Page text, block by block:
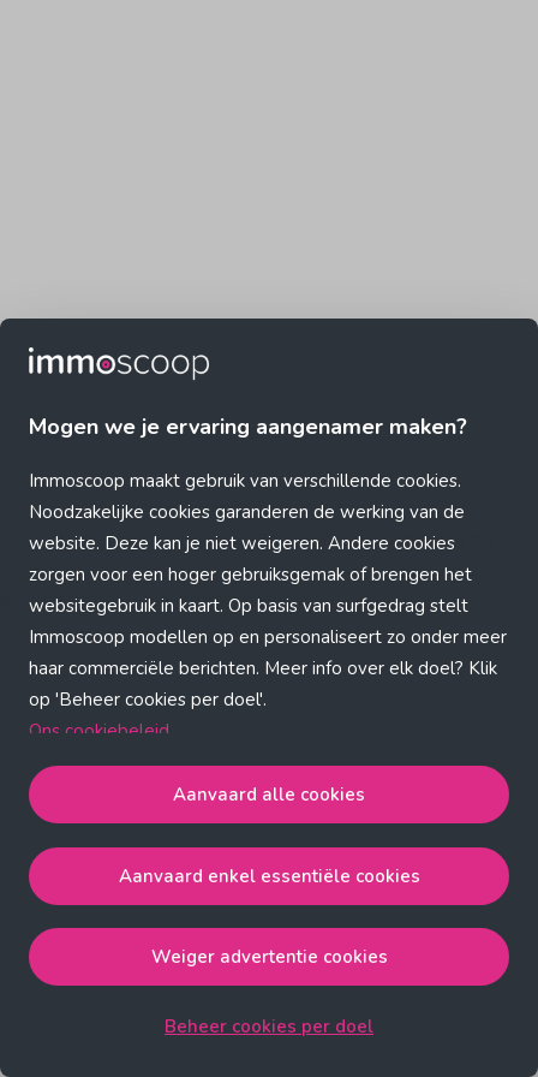
Mogen we je ervaring aangenamer maken?
Immoscoop maakt gebruik van verschillende cookies.
Noodzakelijke cookies garanderen de werking van de
website. Deze kan je niet weigeren. Andere cookies
zorgen voor een hoger gebruiksgemak of brengen het
websitegebruik in kaart. Op basis van surfgedrag stelt
Immoscoop modellen op en personaliseert zo onder meer
haar commerciële berichten. Meer info over elk doel? Klik
op 'Beheer cookies per doel'.
Ons cookiebeleid
Aanvaard alle cookiesgaat akkoord met de strict
noodzakelijke, analytische, functionele en advertentie
cookies.
de strict noodzakelijke cookies.
Weiger advertentie cookiesgaat akkoord met de strict
Aanvaard alle cookies
Aanvaard enkel essentiële cookies
Weiger advertentie cookies
Beheer cookies per doel
Application error: a client-side exception has occurred (see the
browser console for more information)